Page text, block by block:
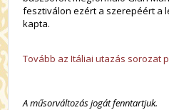
fesztiválon ezért a szerepéért a
kapta.
Tovább az Itáliai utazás sorozat
A műsorváltozás jogát fenntartjuk.